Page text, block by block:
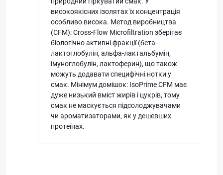
високоякісних ізолятах їх концентрація
особливо висока. Метод виробництва
(CFM): Cross-Flow Microfiltration зберігає
біологічно активні фракції (бета-
лактоглобулін, альфа-лактальбумін,
імуноглобулін, лактоферин), що також
можуть додавати специфічні нотки у
смак. Мінімум домішок: IsoPrime CFM має
дуже низький вміст жирів і цукрів, тому
смак не маскується підсолоджувачами
чи ароматизаторами, як у дешевших
протеїнах.